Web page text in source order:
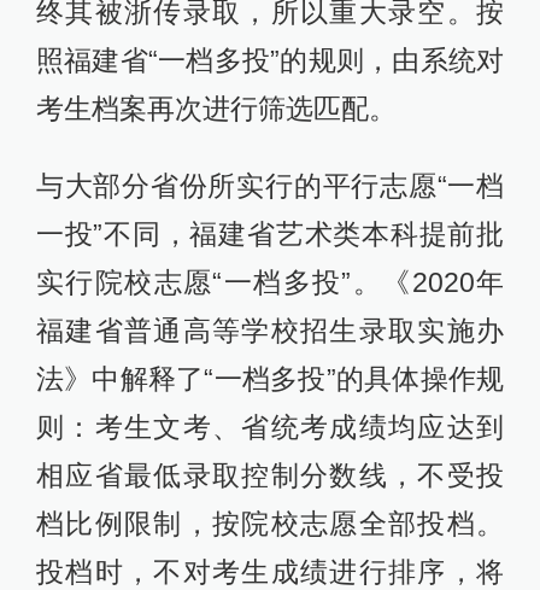
终其被浙传录取，所以重大录空。按
照福建省“一档多投”的规则，由系统对
考生档案再次进行筛选匹配。
与大部分省份所实行的平行志愿“一档
一投”不同，福建省艺术类本科提前批
实行院校志愿“一档多投”。《2020年
福建省普通高等学校招生录取实施办
法》中解释了“一档多投”的具体操作规
则：考生文考、省统考成绩均应达到
相应省最低录取控制分数线，不受投
档比例限制，按院校志愿全部投档。
投档时，不对考生成绩进行排序，将